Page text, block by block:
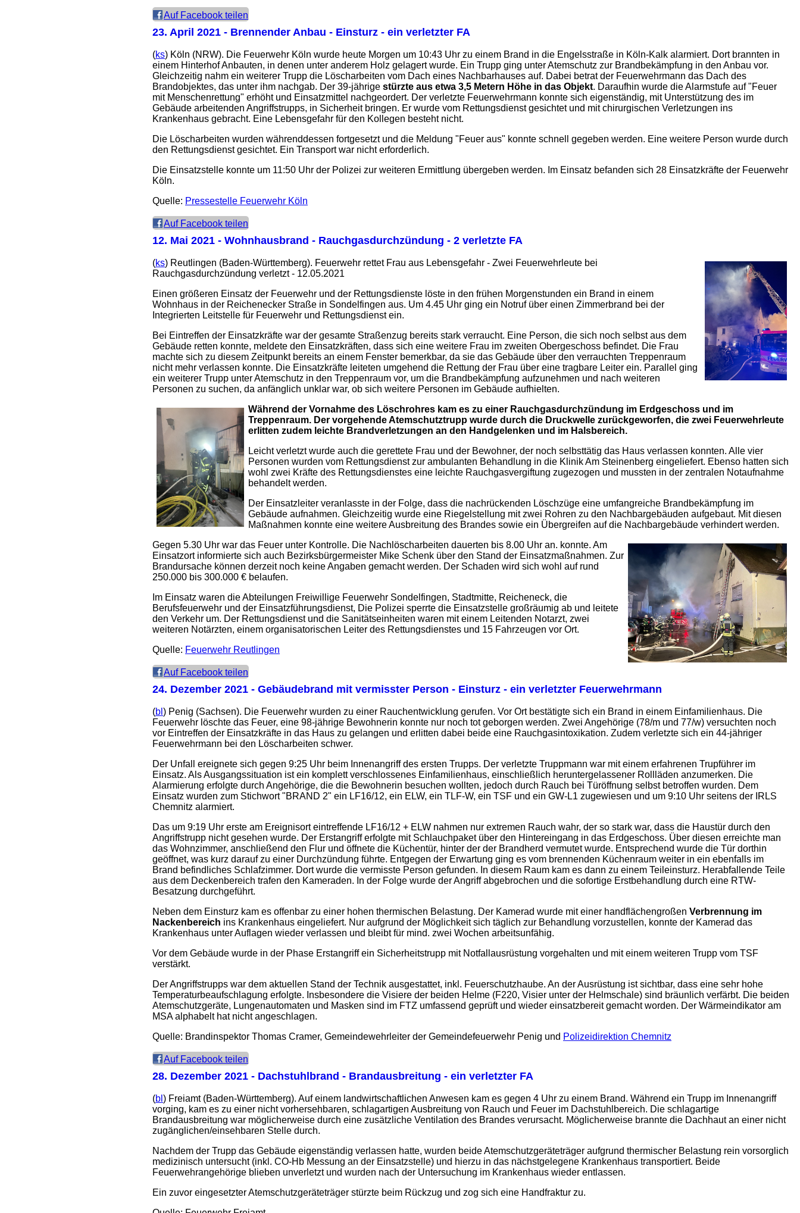
Auf Facebook teilen
23. April 2021 - Brennender Anbau - Einsturz - ein verletzter FA
(ks) Köln (NRW). Die Feuerwehr Köln wurde heute Morgen um 10:43 Uhr zu einem Brand in die Engelsstraße in Köln-Kalk alarmiert. Dort brannten in
einem Hinterhof Anbauten, in denen unter anderem Holz gelagert wurde. Ein Trupp ging unter Atemschutz zur Brandbekämpfung in den Anbau vor.
Gleichzeitig nahm ein weiterer Trupp die Löscharbeiten vom Dach eines Nachbarhauses auf. Dabei betrat der Feuerwehrmann das Dach des
Brandobjektes, das unter ihm nachgab. Der 39-jährige stürzte aus etwa 3,5 Metern Höhe in das Objekt. Daraufhin wurde die Alarmstufe auf "Feuer
mit Menschenrettung" erhöht und Einsatzmittel nachgeordert. Der verletzte Feuerwehrmann konnte sich eigenständig, mit Unterstützung des im
Gebäude arbeitenden Angriffstrupps, in Sicherheit bringen. Er wurde vom Rettungsdienst gesichtet und mit chirurgischen Verletzungen ins
Krankenhaus gebracht. Eine Lebensgefahr für den Kollegen besteht nicht.
Die Löscharbeiten wurden währenddessen fortgesetzt und die Meldung "Feuer aus" konnte schnell gegeben werden. Eine weitere Person wurde durch
den Rettungsdienst gesichtet. Ein Transport war nicht erforderlich.
Die Einsatzstelle konnte um 11:50 Uhr der Polizei zur weiteren Ermittlung übergeben werden. Im Einsatz befanden sich 28 Einsatzkräfte der Feuerwehr
Köln.
Quelle: Pressestelle Feuerwehr Köln
Auf Facebook teilen
12. Mai 2021 - Wohnhausbrand - Rauchgasdurchzündung - 2 verletzte FA
(ks) Reutlingen (Baden-Württemberg). Feuerwehr rettet Frau aus Lebensgefahr - Zwei Feuerwehrleute bei
Rauchgasdurchzündung verletzt - 12.05.2021
Einen größeren Einsatz der Feuerwehr und der Rettungsdienste löste in den frühen Morgenstunden ein Brand in einem
Wohnhaus in der Reichenecker Straße in Sondelfingen aus. Um 4.45 Uhr ging ein Notruf über einen Zimmerbrand bei der
Integrierten Leitstelle für Feuerwehr und Rettungsdienst ein.
Bei Eintreffen der Einsatzkräfte war der gesamte Straßenzug bereits stark verraucht. Eine Person, die sich noch selbst aus dem
Gebäude retten konnte, meldete den Einsatzkräften, dass sich eine weitere Frau im zweiten Obergeschoss befindet. Die Frau
machte sich zu diesem Zeitpunkt bereits an einem Fenster bemerkbar, da sie das Gebäude über den verrauchten Treppenraum
nicht mehr verlassen konnte. Die Einsatzkräfte leiteten umgehend die Rettung der Frau über eine tragbare Leiter ein. Parallel ging
ein weiterer Trupp unter Atemschutz in den Treppenraum vor, um die Brandbekämpfung aufzunehmen und nach weiteren
Personen zu suchen, da anfänglich unklar war, ob sich weitere Personen im Gebäude aufhielten.
Während der Vornahme des Löschrohres kam es zu einer Rauchgasdurchzündung im Erdgeschoss und im
Treppenraum. Der vorgehende Atemschutztrupp wurde durch die Druckwelle zurückgeworfen, die zwei Feuerwehrleute
erlitten zudem leichte Brandverletzungen an den Handgelenken und im Halsbereich.
Leicht verletzt wurde auch die gerettete Frau und der Bewohner, der noch selbsttätig das Haus verlassen konnten. Alle vier
Personen wurden vom Rettungsdienst zur ambulanten Behandlung in die Klinik Am Steinenberg eingeliefert. Ebenso hatten sich
wohl zwei Kräfte des Rettungsdienstes eine leichte Rauchgasvergiftung zugezogen und mussten in der zentralen Notaufnahme
behandelt werden.
Der Einsatzleiter veranlasste in der Folge, dass die nachrückenden Löschzüge eine umfangreiche Brandbekämpfung im
Gebäude aufnahmen. Gleichzeitig wurde eine Riegelstellung mit zwei Rohren zu den Nachbargebäuden aufgebaut. Mit diesen
Maßnahmen konnte eine weitere Ausbreitung des Brandes sowie ein Übergreifen auf die Nachbargebäude verhindert werden.
Gegen 5.30 Uhr war das Feuer unter Kontrolle. Die Nachlöscharbeiten dauerten bis 8.00 Uhr an. konnte. Am
Einsatzort informierte sich auch Bezirksbürgermeister Mike Schenk über den Stand der Einsatzmaßnahmen. Zur
Brandursache können derzeit noch keine Angaben gemacht werden. Der Schaden wird sich wohl auf rund
250.000 bis 300.000 € belaufen.
Im Einsatz waren die Abteilungen Freiwillige Feuerwehr Sondelfingen, Stadtmitte, Reicheneck, die
Berufsfeuerwehr und der Einsatzführungsdienst, Die Polizei sperrte die Einsatzstelle großräumig ab und leitete
den Verkehr um. Der Rettungsdienst und die Sanitätseinheiten waren mit einem Leitenden Notarzt, zwei
weiteren Notärzten, einem organisatorischen Leiter des Rettungsdienstes und 15 Fahrzeugen vor Ort.
Quelle: Feuerwehr Reutlingen
Auf Facebook teilen
24. Dezember 2021 - Gebäudebrand mit vermisster Person - Einsturz - ein verletzter Feuerwehrmann
(bl ) Penig (Sachsen). Die Feuerwehr wurden zu einer Rauchentwicklung gerufen. Vor Ort bestätigte sich ein Brand in einem Einfamilienhaus. Die
Feuerwehr löschte das Feuer, eine 98-jährige Bewohnerin konnte nur noch tot geborgen werden. Zwei Angehörige (78/m und 77/w) versuchten noch
vor Eintreffen der Einsatzkräfte in das Haus zu gelangen und erlitten dabei beide eine Rauchgasintoxikation. Zudem verletzte sich ein 44-jähriger
Feuerwehrmann bei den Löscharbeiten schwer.
Der Unfall ereignete sich gegen 9:25 Uhr beim Innenangriff des ersten Trupps. Der verletzte Truppmann war mit einem erfahrenen Trupführer im
Einsatz. Als Ausgangssituation ist ein komplett verschlossenes Einfamilienhaus, einschließlich heruntergelassener Rollläden anzumerken. Die
Alarmierung erfolgte durch Angehörige, die die Bewohnerin besuchen wollten, jedoch durch Rauch bei Türöffnung selbst betroffen wurden. Dem
Einsatz wurden zum Stichwort "BRAND 2" ein LF16/12, ein ELW, ein TLF-W, ein TSF und ein GW-L1 zugewiesen und um 9:10 Uhr seitens der IRLS
Chemnitz alarmiert.
Das um 9:19 Uhr erste am Ereignisort eintreffende LF16/12 + ELW nahmen nur extremen Rauch wahr, der so stark war, dass die Haustür durch den
Angriffstrupp nicht gesehen wurde. Der Erstangriff erfolgte mit Schlauchpaket über den Hintereingang in das Erdgeschoss. Über diesen erreichte man
das Wohnzimmer, anschließend den Flur und öffnete die Küchentür, hinter der der Brandherd vermutet wurde. Entsprechend wurde die Tür dorthin
geöffnet, was kurz darauf zu einer Durchzündung führte. Entgegen der Erwartung ging es vom brennenden Küchenraum weiter in ein ebenfalls im
Brand befindliches Schlafzimmer. Dort wurde die vermisste Person gefunden. In diesem Raum kam es dann zu einem Teileinsturz. Herabfallende Teile
aus dem Deckenbereich trafen den Kameraden. In der Folge wurde der Angriff abgebrochen und die sofortige Erstbehandlung durch eine RTW-
Besatzung durchgeführt.
Neben dem Einsturz kam es offenbar zu einer hohen thermischen Belastung. Der Kamerad wurde mit einer handflächengroßen Verbrennung im
Nackenbereich ins Krankenhaus eingeliefert. Nur aufgrund der Möglichkeit sich täglich zur Behandlung vorzustellen, konnte der Kamerad das
Krankenhaus unter Auflagen wieder verlassen und bleibt für mind. zwei Wochen arbeitsunfähig.
Vor dem Gebäude wurde in der Phase Erstangriff ein Sicherheitstrupp mit Notfallausrüstung vorgehalten und mit einem weiteren Trupp vom TSF
verstärkt.
Der Angriffstrupps war dem aktuellen Stand der Technik ausgestattet, inkl. Feuerschutzhaube. An der Ausrüstung ist sichtbar, dass eine sehr hohe
Temperaturbeaufschlagung erfolgte. Insbesondere die Visiere der beiden Helme (F220, Visier unter der Helmschale) sind bräunlich verfärbt. Die beiden
Atemschutzgeräte, Lungenautomaten und Masken sind im FTZ umfassend geprüft und wieder einsatzbereit gemacht worden. Der Wärmeindikator am
MSA alphabelt hat nicht angeschlagen.
Quelle: Brandinspektor Thomas Cramer, Gemeindewehrleiter der Gemeindefeuerwehr Penig und Polizeidirektion Chemnitz
Auf Facebook teilen
28. Dezember 2021 - Dachstuhlbrand - Brandausbreitung - ein verletzter FA
(bl ) Freiamt (Baden-Württemberg). Auf einem landwirtschaftlichen Anwesen kam es gegen 4 Uhr zu einem Brand. Während ein Trupp im Innenangriff
vorging, kam es zu einer nicht vorhersehbaren, schlagartigen Ausbreitung von Rauch und Feuer im Dachstuhlbereich. Die schlagartige
Brandausbreitung war möglicherweise durch eine zusätzliche Ventilation des Brandes verursacht. Möglicherweise brannte die Dachhaut an einer nicht
zugänglichen/einsehbaren Stelle durch.
Nachdem der Trupp das Gebäude eigenständig verlassen hatte, wurden beide Atemschutzgeräteträger aufgrund thermischer Belastung rein vorsorglich
medizinisch untersucht (inkl. CO-Hb Messung an der Einsatzstelle) und hierzu in das nächstgelegene Krankenhaus transportiert. Beide
Feuerwehrangehörige blieben unverletzt und wurden nach der Untersuchung im Krankenhaus wieder entlassen.
Ein zuvor eingesetzter Atemschutzgeräteträger stürzte beim Rückzug und zog sich eine Handfraktur zu.